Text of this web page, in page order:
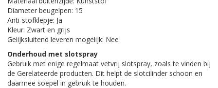
Diameter beugelpen: 15
Anti-stofklepje: Ja
Kleur: Zwart en grijs
Gelijksluitend leveren mogelijk: Nee
Onderhoud met slotspray
Gebruik met enige regelmaat vetvrij slotspray, zoals te vinden bij
de Gerelateerde producten. Dit helpt de slotcilinder schoon en
daarmee soepel in gebruik te houden.